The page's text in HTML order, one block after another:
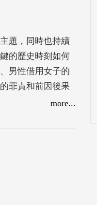
題，同時也持續
的歷史時刻如何
男性借用女子的
罪責和前因後果
這段歷史，旨在
時人們的感懷和
more...